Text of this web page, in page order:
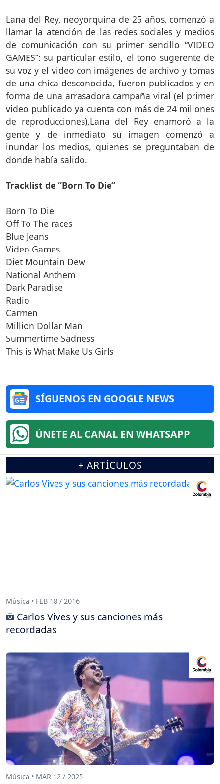
Lana del Rey, neoyorquina de 25 años, comenzó a
llamar la atención de las redes sociales y medios
de comunicación con su primer sencillo “VIDEO
GAMES”: su particular estilo, el tono sugerente de
su voz y el video con imágenes de archivo y tomas
de una chica desconocida, fueron publicados y en
forma de una arrasadora campaña viral (el primer
video publicado ya cuenta con más de 24 millones
de reproducciones),Lana del Rey enamoró a la
gente y de inmediato su imagen comenzó a
inundar los medios, quienes se preguntaban de
donde había salido.
Tracklist de “Born To Die”
Born To Die
Off To The races
Blue Jeans
Video Games
Diet Mountain Dew
National Anthem
Dark Paradise
Radio
Carmen
Million Dollar Man
Summertime Sadness
This is What Make Us Girls
SÍGUENOS EN GOOGLE NEWS
ÚNETE AL CANAL EN WHATSAPP
+ ARTÍCULOS
Música • FEB 18 / 2016
Carlos Vives y sus canciones más
recordadas
Música • MAR 12 / 2025